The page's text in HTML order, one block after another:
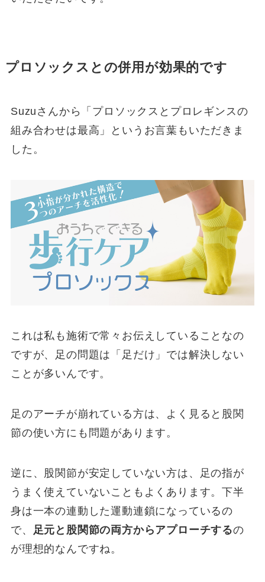
プロソックスとの併用が効果的です
Suzuさんから「プロソックスとプロレギンスの
組み合わせは最高」というお言葉もいただきま
した。
これは私も施術で常々お伝えしていることなの
ですが、足の問題は「足だけ」では解決しない
ことが多いんです。
足のアーチが崩れている方は、よく見ると股関
節の使い方にも問題があります。
逆に、股関節が安定していない方は、足の指が
うまく使えていないこともよくあります。下半
身は一本の連動した運動連鎖になっているの
で、 足元と股関節の両方からアプローチするの
が理想的なんですね。